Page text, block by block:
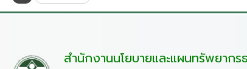
สำนักงานนโยบายและแผนทรัพยาก